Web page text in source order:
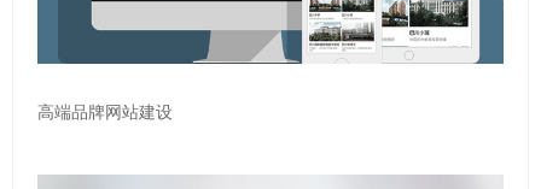
高端品牌网站建设